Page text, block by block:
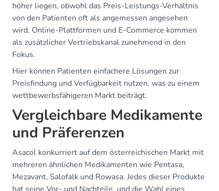
höher liegen, obwohl das Preis-Leistungs-Verhältnis
von den Patienten oft als angemessen angesehen
wird. Online-Plattformen und E-Commerce kommen
als zusätzlicher Vertriebskanal zunehmend in den
Fokus.
Hier können Patienten einfachere Lösungen zur
Preisfindung und Verfügbarkeit nutzen, was zu einem
wettbewerbsfähigeren Markt beiträgt.
Vergleichbare Medikamente
und Präferenzen
Asacol konkurriert auf dem österreichischen Markt mit
mehreren ähnlichen Medikamenten wie Pentasa,
Mezavant, Salofalk und Rowasa. Jedes dieser Produkte